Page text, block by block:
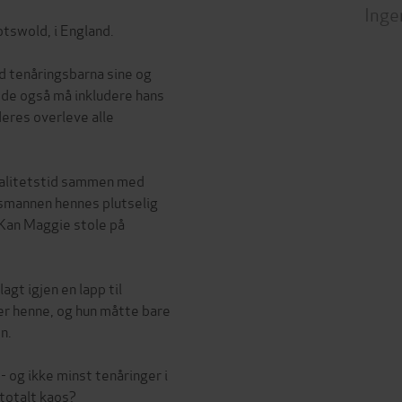
i England.
tenåringsbarna sine og
også må inkludere hans
overleve alle
sammen med
hennes plutselig
Maggie stole på
igjen en lapp til
og hun måtte bare
og ikke minst tenåringer i